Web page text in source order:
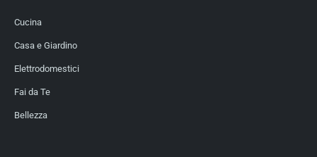
Cucina
Casa e Giardino
Elettrodomestici
Fai da Te
Bellezza